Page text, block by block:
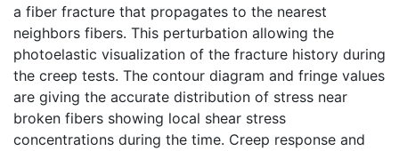
a fiber fracture that propagates to the nearest
neighbors fibers. This perturbation allowing the
photoelastic visualization of the fracture history during
the creep tests. The contour diagram and fringe values
are giving the accurate distribution of stress near
broken fibers showing local shear stress
concentrations during the time. Creep response and